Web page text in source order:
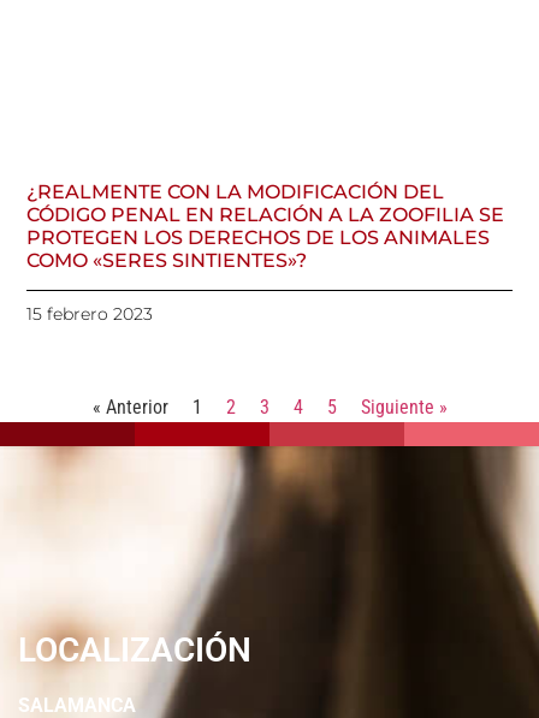
¿REALMENTE CON LA MODIFICACIÓN DEL
CÓDIGO PENAL EN RELACIÓN A LA ZOOFILIA SE
PROTEGEN LOS DERECHOS DE LOS ANIMALES
COMO «SERES SINTIENTES»?
15 febrero 2023
« Anterior 1 2 3 4 5 Siguiente »
LOCALIZACIÓN
SALAMANCA